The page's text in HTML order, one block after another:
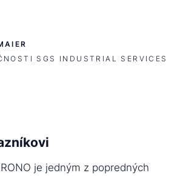
SGS INDUSTRIAL SERVICES
je jedným z popredných